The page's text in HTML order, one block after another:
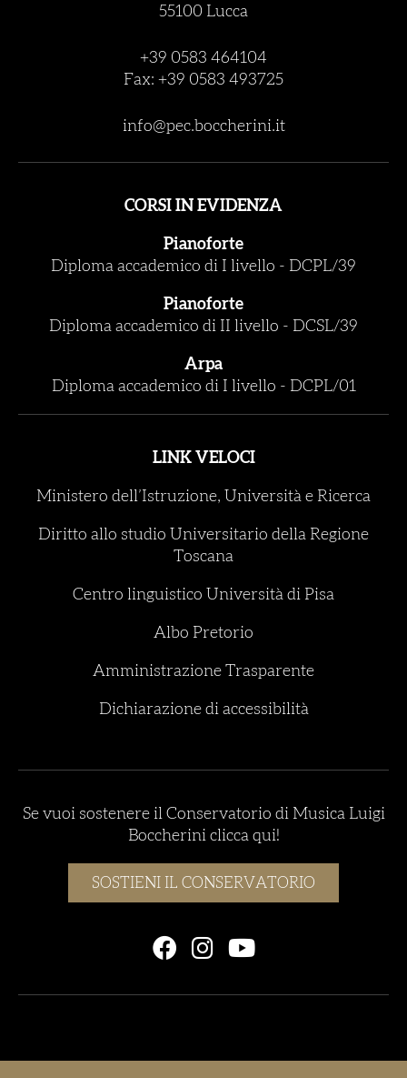
55100 Lucca
+39 0583 464104
Fax: +39 0583 493725
info@pec.boccherini.it
CORSI IN EVIDENZA
Pianoforte
Diploma accademico di I livello - DCPL/39
Pianoforte
Diploma accademico di II livello - DCSL/39
Arpa
Diploma accademico di I livello - DCPL/01
LINK VELOCI
Ministero dell’Istruzione, Università e Ricerca
Diritto allo studio Universitario della Regione
Toscana
Centro linguistico Università di Pisa
Albo Pretorio
Amministrazione Trasparente
Dichiarazione di accessibilità
Se vuoi sostenere il Conservatorio di Musica Luigi
Boccherini clicca qui!
SOSTIENI IL CONSERVATORIO